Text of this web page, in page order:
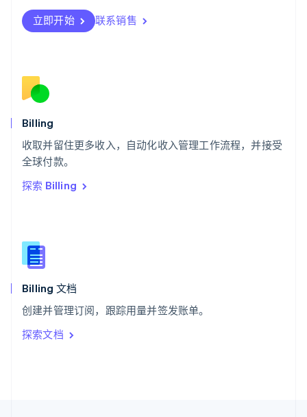
立即开始 联系销售
Billing
收取并留住更多收入，自动化收入管理工作流程，并接受
全球付款。
探索 Billing
Billing 文档
创建并管理订阅，跟踪用量并签发账单。
探索文档
瑞士
DeutschFrançais
English
斯洛文尼亚
泰国
ไทยEnglish
希腊
English
西班牙
新西兰
English
匈牙利
English
ItalianoEnglish
印度
English